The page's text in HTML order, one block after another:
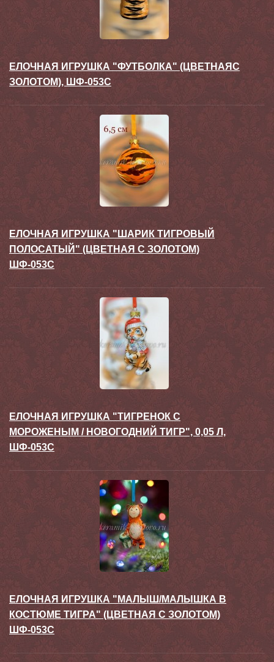
ЕЛОЧНАЯ ИГРУШКА "ФУТБОЛКА" (ЦВЕТНАЯС
ЗОЛОТОМ), ШФ-053С
ЕЛОЧНАЯ ИГРУШКА "ШАРИК ТИГРОВЫЙ
ПОЛОСАТЫЙ" (ЦВЕТНАЯ С ЗОЛОТОМ)
ШФ-053С
ЕЛОЧНАЯ ИГРУШКА "ТИГРЕНОК С
МОРОЖЕНЫМ / НОВОГОДНИЙ ТИГР", 0,05 Л,
ШФ-053С
ЕЛОЧНАЯ ИГРУШКА "МАЛЫШ/МАЛЫШКА В
КОСТЮМЕ ТИГРА" (ЦВЕТНАЯ С ЗОЛОТОМ)
ШФ-053С